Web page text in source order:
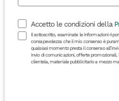
Accetto le condizioni della
Il sottoscritto, esaminate le informazioni
consapevolezza che il mio consenso è
qualsiasi momento presta il consenso
invio di comunicazioni, offerte
clientela, materiale pubblicitario a mezzo